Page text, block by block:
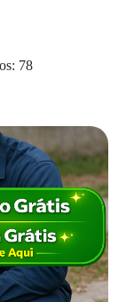
78